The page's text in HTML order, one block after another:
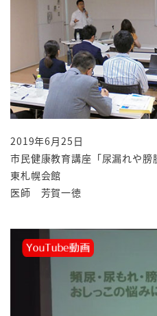
2019年6月25日
市民健康教育講座「尿漏れや膀
東札幌会館
医師 芳賀一徳